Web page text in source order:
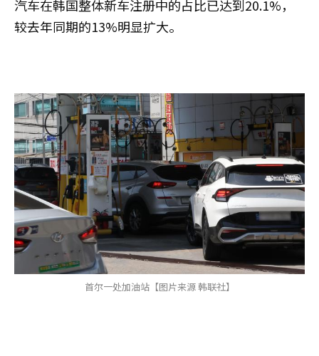
汽车在韩国整体新车注册中的占比已达到20.1%，
较去年同期的13%明显扩大。
首尔一处加油站【图片来源 韩联社】